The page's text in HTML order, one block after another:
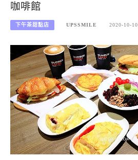
咖啡館
下午茶甜點店 UPSSMILE 2020-10-10